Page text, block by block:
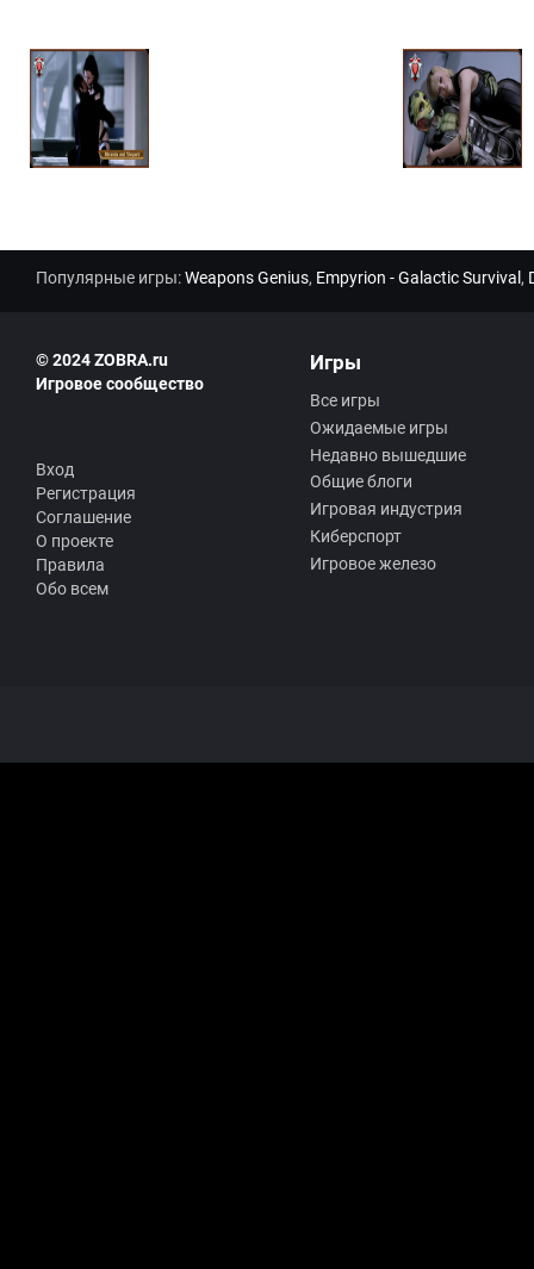
Популярные игры:Weapons Genius, Empyrion - Galactic Survival ,
© 2024 ZOBRA.ru
Игровое сообщество
Вход
Регистрация
Соглашение
О проекте
Правила
Обо всем
Игры
Все игры
Ожидаемые игры
Недавно вышедшие
Общие блоги
Игровая индустрия
Киберспорт
Игровое железо